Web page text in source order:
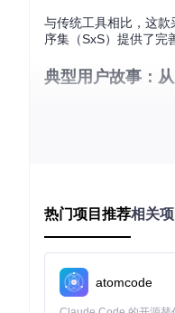
与传统工具相比，这
序集（SxS）提供了完
典型用户故事：
张工负责某企业应用
案例二：游戏开发者的
李工开发的独立游戏在
个不同版本的DirectX
功能解析：透视
热门项目推荐相关
atomcode